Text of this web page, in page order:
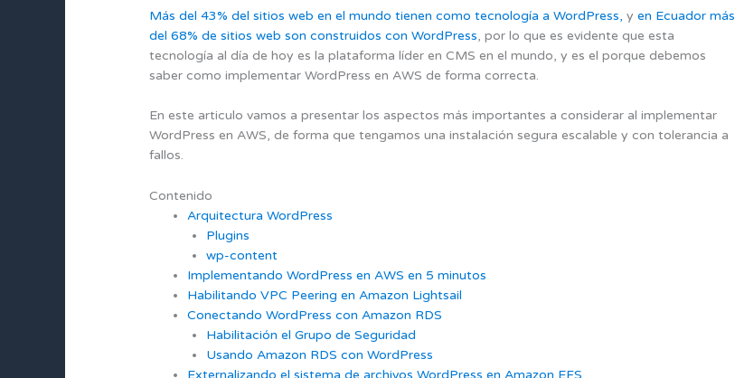
Más del 43% del sitios web en el mundo tienen como tecnología a WordPress, yen Ecuador más
del 68% de sitios web son construidos con WordPress, por lo que es evidente que esta
tecnología al día de hoy es la plataforma líder en CMS en el mundo, y es el porque debemos
saber como implementar WordPress en AWS de forma correcta.
En este articulo vamos a presentar los aspectos más importantes a considerar al implementar
WordPress en AWS, de forma que tengamos una instalación segura escalable y con tolerancia a
fallos.
Contenido
Arquitectura WordPress
Plugins
wp-content
Implementando WordPress en AWS en 5 minutos
Habilitando VPC Peering en Amazon Lightsail
Conectando WordPress con Amazon RDS
Habilitación el Grupo de Seguridad
Usando Amazon RDS con WordPress
Externalizando el sistema de archivos WordPress en Amazon EFS